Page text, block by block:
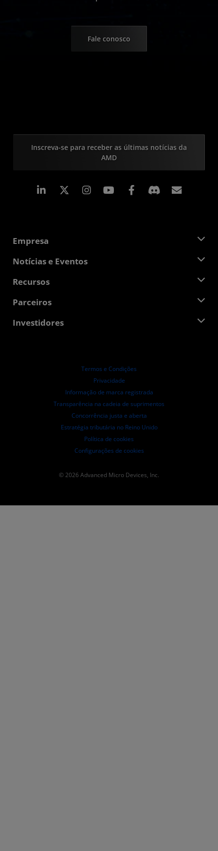
Fale conosco
Inscreva-se para receber as últimas notícias da
AMD
Linkedin Instagram Facebook
Empresa
Sobre a AMD
Responsibilidade Corporativa
Oportunidades de Emprego
Contato AMD
Notícias e Eventos
Sala de Imprensa
Bibliotecas de Mídias
Recursos
Central do desenvolvedor
Estudos de caso
Parceiros
AMD Partner Hub
Investidores
Conselho de Administração
Documentos de Governança
Arquivos da SEC
Termos e Condições
Privacidade
Informação de marca registrada
Transparência na cadeia de suprimentos
Concorrência justa e aberta
Estratégia tributária no Reino Unido
Política de cookies
Configurações de cookies
© 2026 Advanced Micro Devices, Inc.